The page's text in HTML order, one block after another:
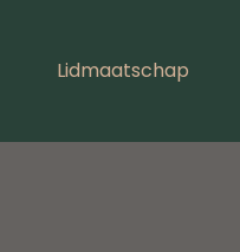
Lidmaatschap